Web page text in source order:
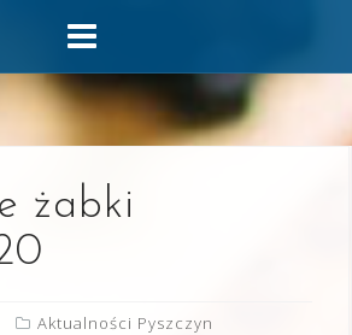
żabki
Aktualności Pyszczyn